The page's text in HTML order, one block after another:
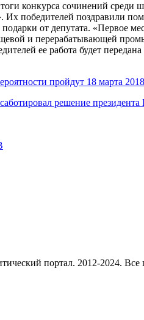
конкурса сочинений среди
Их победителей поздравили
от депутата. «Первое
и перерабатывающей
ее работа будет
пройдут 18 марта
решение
портал. 2012-2024. Все